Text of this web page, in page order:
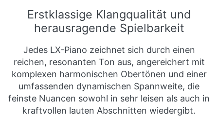
Erstklassige Klangqualität und
herausragende Spielbarkeit
Jedes LX-Piano zeichnet sich durch einen
reichen, resonanten Ton aus, angereichert mit
komplexen harmonischen Obertönen und einer
umfassenden dynamischen Spannweite, die
feinste Nuancen sowohl in sehr leisen als auch in
kraftvollen lauten Abschnitten wiedergibt.